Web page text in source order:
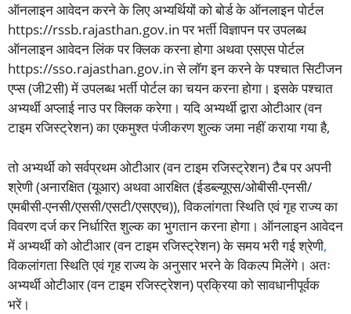
ऑनलाइन आवेदन करने के लिए अभ्यर्थियों को बोर्ड के ऑनलाइन पोर्टल
https://rssb.rajasthan.gov.in पर भर्ती विज्ञापन पर उपलब्ध
ऑनलाइन आवेदन लिंक पर क्लिक करना होगा अथवा एसएस पोर्टल
https://sso.rajasthan.gov.in से लॉग इन करने के पश्चात सिटीजन
एप्स (जी2सी) में उपलब्ध भर्ती पोर्टल का चयन करना होगा। इसके पश्चात
अभ्यर्थी अप्लाई नाउ पर क्लिक करेगा। यदि अभ्यर्थी द्वारा ओटीआर (वन
टाइम रजिस्ट्रेशन) का एकमुश्त पंजीकरण शुल्क जमा नहीं कराया गया है,
तो अभ्यर्थी को सर्वप्रथम ओटीआर (वन टाइम रजिस्ट्रेशन) टैब पर अपनी
श्रेणी (अनारक्षित (यूआर) अथवा आरक्षित (ईडब्ल्यूएस/ओबीसी-एनसी/
एमबीसी-एनसी/एससी/एसटी/एसएएच)), विकलांगता स्थिति एवं गृह राज्य का
विवरण दर्ज कर निर्धारित शुल्क का भुगतान करना होगा। ऑनलाइन आवेदन
में अभ्यर्थी को ओटीआर (वन टाइम रजिस्ट्रेशन) के समय भरी गई श्रेणी,
विकलांगता स्थिति एवं गृह राज्य के अनुसार भरने के विकल्प मिलेंगे। अतः
अभ्यर्थी ओटीआर (वन टाइम रजिस्ट्रेशन) प्रक्रिया को सावधानीपूर्वक
भरें।